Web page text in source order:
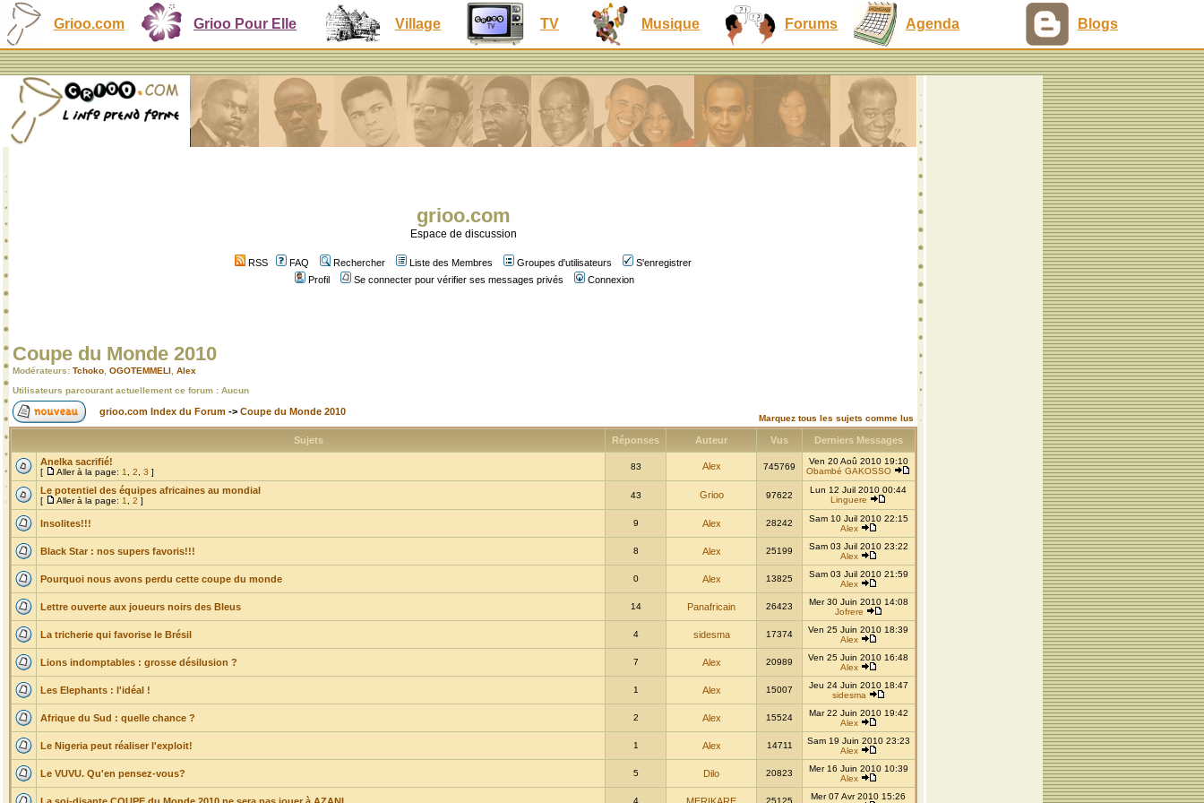
Grioo.com Grioo Pour Elle Village TV Musique Forums Agenda Blogs
grioo.com
Espace de discussion
RSS FAQ Rechercher Liste des Membres Groupes d'utilisateurs
S'enregistrer
Profil
Se connecter pour vérifier ses messages privés Connexion
Coupe du Monde 2010
Modérateurs: Tchoko OGOTEMMELI Alex
Utilisateurs parcourant actuellement ce forum : Aucun
grioo.com Index du Forum -> Coupe du Monde 2010
Marquez tous les sujets comme lus
Sujets Réponses Auteur Vus
Derniers Messages
Anelka sacrifié!
[ Aller à la page: 1 2 3 ]
83 Alex 745769
Ven 20 Aoû 2010 19:10
Obambé GAKOSSO
Le potentiel des équipes africaines au mondial
[ Aller à la page: 1 2 ]
43 Grioo 97622
Lun 12 Juil 2010 00:44
Linguere
Insolites!!! 9 Alex 28242
Sam 10 Juil 2010 22:15
Alex
Black Star : nos supers favoris!!! 8 Alex 25199
Sam 03 Juil 2010 23:22
Alex
Pourquoi nous avons perdu cette coupe du monde 0 Alex 13825
Sam 03 Juil 2010 21:59
Alex
Lettre ouverte aux joueurs noirs des Bleus 14 Panafricain 26423
Mer 30 Juin 2010 14:08
Jofrere
La tricherie qui favorise le Brésil 4 sidesma 17374
Ven 25 Juin 2010 18:39
Alex
Lions indomptables : grosse désilusion ? 7 Alex 20989
Ven 25 Juin 2010 16:48
Alex
Les Elephants : l'idéal ! 1 Alex 15007
Jeu 24 Juin 2010 18:47
sidesma
Afrique du Sud : quelle chance ? 2 Alex 15524
Mar 22 Juin 2010 19:42
Alex
Le Nigeria peut réaliser l'exploit! 1 Alex 14711
Sam 19 Juin 2010 23:23
Alex
Le VUVU. Qu'en pensez-vous? 5 Dilo 20823
Mer 16 Juin 2010 10:39
Alex
4 25125
Mer 07 Avr 2010 15:26